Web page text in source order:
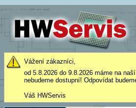
Vážení zákazníci,
od 5.8.2026 do 9.8.2026 máme na
nebudeme dostupní! Odpovídat
Váš HWServis